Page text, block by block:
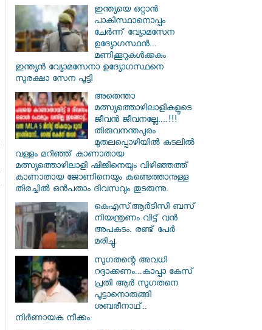
ഇന്ത്യയെ ഒറ്റാൻ
പാകിസ്ഥാനൊപ്പം
ചേർന്ന് വ്യോമസേന
ഉദ്യോ​ഗസ്ഥൻ...
മണിക്കൂറുകൾക്കകം
ഇന്ത്യൻ വ്യോമസേനാ ഉദ്യോഗസ്ഥനെ
സുരക്ഷാ സേന പൂട്ടി
അതെന്താ
മത്സ്യത്തൊഴിലാളികളുടെ
ജീവൻ ജീവനല്ലേ....!!!
തിരുവനന്തപുരം
മുതലപ്പൊഴിയില്‍ കടലില്‍
വള്ളം മറിഞ്ഞ് കാണാതായ
മത്സ്യത്തൊഴിലാളി ഷിജിനെയും വിഴിഞ്ഞത്ത്
കാണാതായ ജോണിനെയും കണ്ടെത്താനുള്ള
തിരച്ചില്‍ ഒന്‍പതാം ദിവസവും തുടരുന്നു.
കെഎസ്ആര്‍ടിസി ബസ്
നിയന്ത്രണം വിട്ട് വൻ
അപകടം. രണ്ട് പേർ
മരിച്ചു.
സു​ഗതന്റെ അവധി
റദ്ദാക്കണം...കാപ്പാ കേസ്
പ്രതി ആർ സു​ഗതനെ
പൂട്ടാനൊരുങ്ങി
ശബരീനാഥ്..
നിർണായക നീക്കം